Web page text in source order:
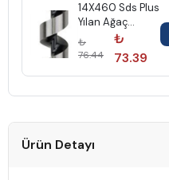
14X460 Sds Plus
Yılan Ağaç
Matkap Ucu
₺
76.44
₺
73.39
Ürün Detayı